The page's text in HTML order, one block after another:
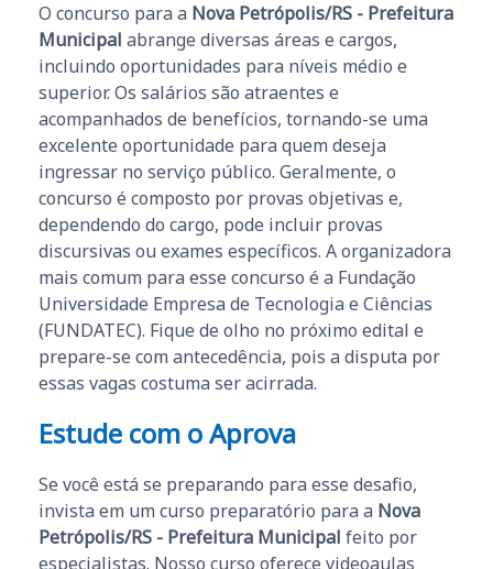
O concurso para a Nova Petrópolis/RS - Prefeitura
Municipal abrange diversas áreas e cargos,
incluindo oportunidades para níveis médio e
superior. Os salários são atraentes e
acompanhados de benefícios, tornando-se uma
excelente oportunidade para quem deseja
ingressar no serviço público. Geralmente, o
concurso é composto por provas objetivas e,
dependendo do cargo, pode incluir provas
discursivas ou exames específicos. A organizadora
mais comum para esse concurso é a Fundação
Universidade Empresa de Tecnologia e Ciências
(FUNDATEC). Fique de olho no próximo edital e
prepare-se com antecedência, pois a disputa por
essas vagas costuma ser acirrada.
Estude com o Aprova
Se você está se preparando para esse desafio,
invista em um curso preparatório para a Nova
Petrópolis/RS - Prefeitura Municipal feito por
especialistas. Nosso curso oferece videoaulas